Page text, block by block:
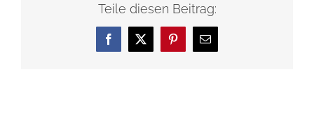
Teile diesen Beitrag:
Facebook
X Pinterest
E-
Mail